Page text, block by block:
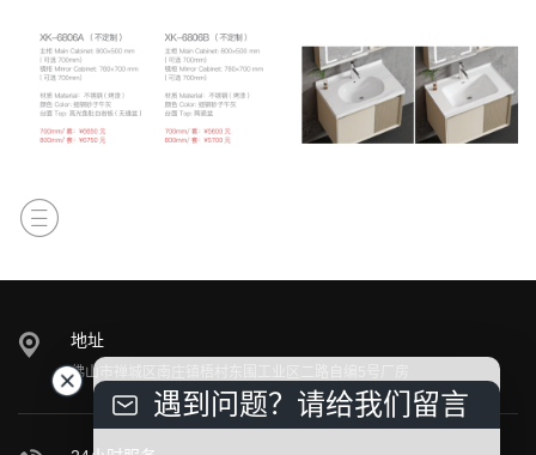
地址
佛山市禅城区南庄镇梧村东围工业区二路自编5号厂房
遇到问题？请给我们留言